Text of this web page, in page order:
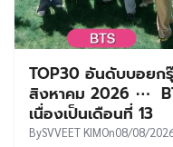
TOP30 อันดับบอยก
สิงหาคม 2026 ⋯
เนื่องเป็นเดือนที่ 13
BySVVEET KIMOn08/08/